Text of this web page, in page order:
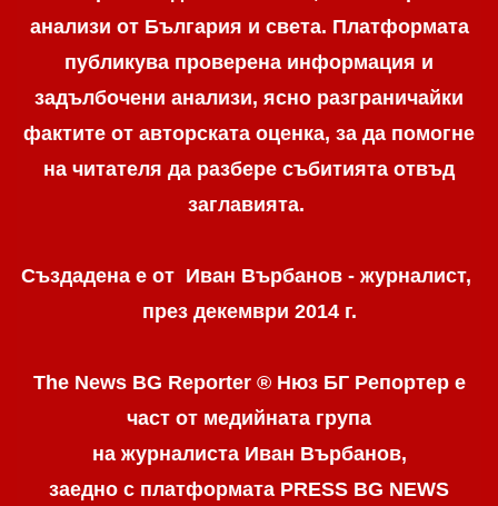
анализи от България и света. Платформата
публикува проверена информация и
задълбочени анализи, ясно разграничaйки
фактите от авторската оценка, за да помогне
на читателя да разбере събитията отвъд
заглавията.
Създадена е от Иван Върбанов - журналист,
през декември 2014 г.
The News BG Reporter ® Нюз БГ Репортере
част от медийната група
на журналиста Иван Върбанов,
заедно с платформата PRESS BG NEWS